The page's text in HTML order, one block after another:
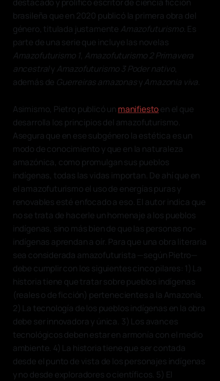
brasileña que en 2020 publicó la primera obra del
género, titulada justamente Amazofuturismo. Es
parte de una serie que incluye las novelas
Amazofuturismo 1, Amazofuturismo 2 Primavera
ancestraly Amazofuturismo 3 Poder nativo,
además de Guerreiras amazonasyAmazonia viva.
Asimismo, Pietro publicó un manifiestoen el que
desarrolla los principios del amazofuturismo.
Asegura que en ese subgénero la estética es un
modo de conocimiento y que en la naturaleza
amazónica, como promulgan sus pueblos
indígenas, todas las vidas importan. De ahí que en
el amazofuturismo el uso de energías puras y
renovables esté enfocado a eso. El autor indica que
no se trata de hacerle un homenaje a los pueblos
indígenas, sino más bien de que las personas no-
indígenas aprendan a oír. Para que una obra literaria
sea considerada amazofuturista —según Pietro—
debe cumplir con los siguientes cinco pilares: 1) La
historia tiene que tratar sobre pueblos indígenas
(reales o de ficción) pertenecientes a la Amazonía.
2) La tecnología de los pueblos indígenas en la obra
debe ser innovadora y única. 3) Los avances
tecnológicos deben estar en armonía con el medio
ambiente. 4) La historia tiene que ser contada
desde el punto de vista de los personajes indígenas
y no desde exploradores o científicos. 5) El